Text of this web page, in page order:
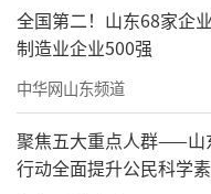
德与行风建设；
合，深化珠港澳交
科技化、数字化、
美术工作者，为
心、打造文化强市
全国第二！山东68家企
制造业企业500强
中华网山东频道
聚焦五大重点人群——山
行动全面提升公民科学